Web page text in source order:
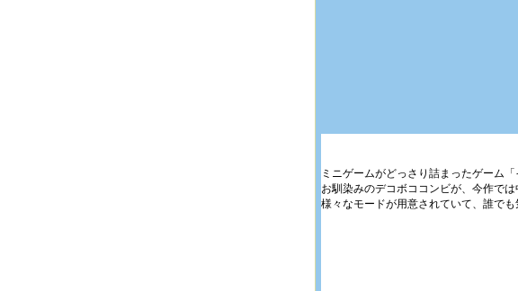
ミニゲームがどっさり詰まったゲーム「
お馴染みのデコボココンビが、今作で
様々なモードが用意されていて、誰で